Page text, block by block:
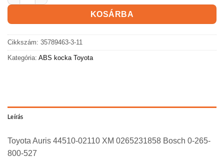
KOSÁRBA
Cikkszám: 35789463-3-11
Kategória: ABS kocka Toyota
Leírás
Toyota Auris 44510-02110 XM 0265231858 Bosch 0-265-
800-527